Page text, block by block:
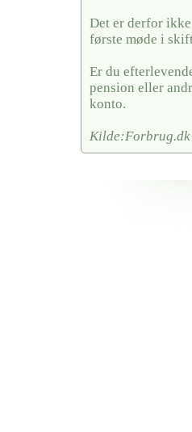
Det er derfor
første møde i
Er du
pension eller
konto.
Kilde:Forbrug.dk